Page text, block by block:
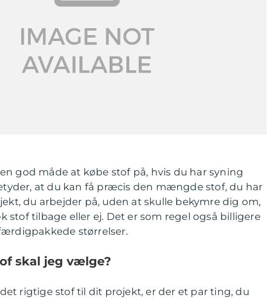
god måde at købe stof på, hvis du har syning
at du kan få præcis den mængde stof, du har
du arbejder på, uden at skulle bekymre dig om,
stof tilbage eller ej. Det er som regel også billigere
størrelser.
skal jeg vælge?
rigtige stof til dit projekt, er der et par ting, du